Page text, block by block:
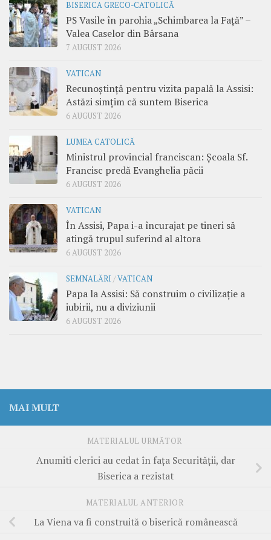
BISERICA GRECO-CATOLICĂ
PS Vasile în parohia „Schimbarea la Față” –
Valea Caselor din Bârsana
7 AUGUST 2026
VATICAN
Recunoștință pentru vizita papală la Assisi:
Astăzi simțim că suntem Biserica
6 AUGUST 2026
LUMEA CATOLICĂ
Ministrul provincial franciscan: Școala Sf.
Francisc predă Evanghelia păcii
6 AUGUST 2026
VATICAN
În Assisi, Papa i-a încurajat pe tineri să
atingă trupul suferind al altora
6 AUGUST 2026
SEMNALĂRI /VATICAN
Papa la Assisi: Să construim o civilizație a
iubirii, nu a diviziunii
6 AUGUST 2026
MAI MULT
MATERIALUL URMĂTOR
Anumiti clerici au cedat în faţa Securităţii, dar
Biserica a rezistat
MATERIALUL ANTERIOR
La Viena va fi construită o biserică românească